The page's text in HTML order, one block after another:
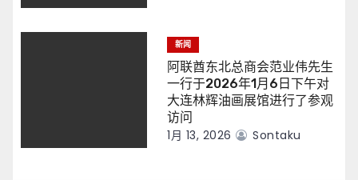
新闻
阿联酋东北总商会范业伟先生
一行于2026年1月6日下午对
大连林辉油画展馆进行了参观
访问
1月 13, 2026 Sontaku